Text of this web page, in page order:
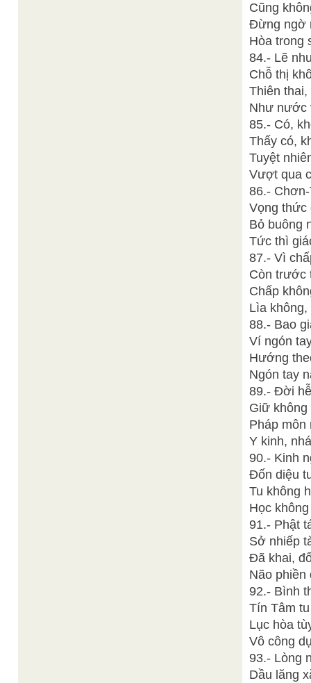
Cũng
Đừng ngờ
Hòa trong
84.- Lẽ
Chỗ thị
Thiên
Như nước
85.- Có,
Thấy có,
Tuyệt
Vượt qua
86.-
Vọng thức
Bỏ buông
Tức thì
87.- Vì
Còn trước
Chấp
Lìa
88.- Bao
Ví ngón
Hướng
Ngón tay
89.- Đời
Giữ không
Pháp môn
Y kinh,
90.- Kinh
Đốn diệu
Tu không
Học
91.- Phật
Sở nhiếp
Đã khai,
Não phiền
92.- Bình
Tín Tâm
Lục hòa
Vô công
93.- Lòng
Dầu lăng